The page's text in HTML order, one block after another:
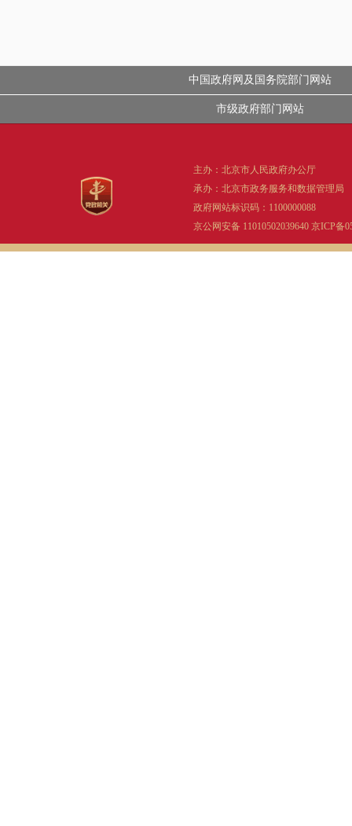
中国政府网及国务院部门网站
市级政府部门网站
主办：北京市人民政府办公厅
承办：北京市政务服务和数据管理局
政府网站标识码：1100000088
京公网安备 11010502039640 京ICP备